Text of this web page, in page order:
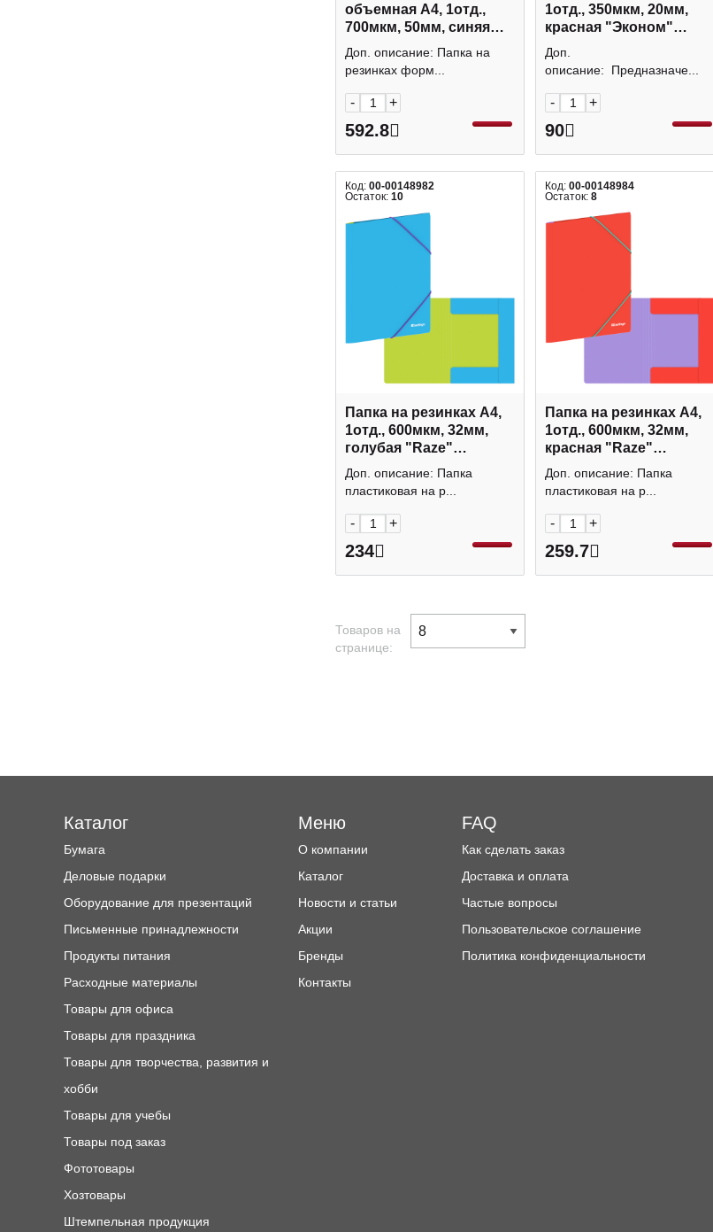
объемная А4, 1отд.,
700мкм, 50мм, синяя
224162 Brauberg
Доп. описание: Папка на
резинках форм...
- +
592.8
1отд., 350мкм, 20мм,
красная "Эконом"
D00332-RD Dolce Costo
Доп.
описание: Предназначе...
- +
90
Код: 00-00148982
Остаток: 10
Папка на резинках А4,
1отд., 600мкм, 32мм,
голубая "Raze"
FB4_A4154 Berlingo
Доп. описание: Папка
пластиковая на р...
- +
234
Код:00-00148984
Остаток:8
Папка на резинках А4,
1отд., 600мкм, 32мм,
красная "Raze"
FB4_A4151 Berlingo
Доп. описание: Папка
пластиковая на р...
- +
259.7
Товаров на
странице:
Каталог
Бумага
Деловые подарки
Оборудование для презентаций
Письменные принадлежности
Продукты питания
Расходные материалы
Товары для офиса
Товары для праздника
Товары для творчества, развития и
хобби
Товары для учебы
Товары под заказ
Фототовары
Хозтовары
Штемпельная продукция
Меню
О компании
Каталог
Новости и статьи
Акции
Бренды
Контакты
FAQ
Как сделать заказ
Доставка и оплата
Частые вопросы
Пользовательское соглашение
Политика конфиденциальности